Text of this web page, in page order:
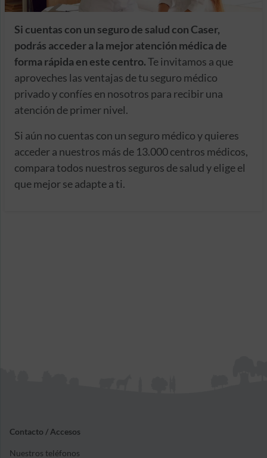
Si cuentas con un seguro de salud con Caser,
podrás acceder a la mejor atención médica de
forma rápida en este centro.Te invitamos a que
aproveches las ventajas de tu seguro médico
privado y confíes en nosotros para recibir una
atención de primer nivel.
Si aún no cuentas con un seguro médico y quieres
acceder a nuestros más de 13.000 centros médicos,
compara todos nuestros seguros de salud y elige el
que mejor se adapte a ti.
Contacto / Accesos
Nuestros teléfonos